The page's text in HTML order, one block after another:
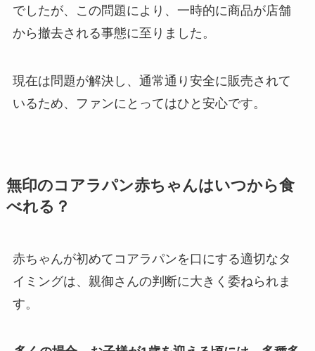
能？代用品は？
でしたが、この問題により、一時的に商品が店舗
から撤去される事態に至りました。
現在は問題が解決し、通常通り安全に販売されて
いるため、ファンにとってはひと安心です。
無印のコアラパン赤ちゃんはいつから食
べれる？
赤ちゃんが初めてコアラパンを口にする適切なタ
イミングは、親御さんの判断に大きく委ねられま
す。